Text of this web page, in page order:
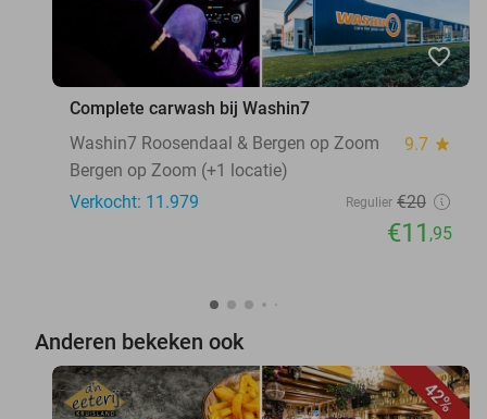
favorite_border
Complete carwash bij Washin7
Washin7 Roosendaal & Bergen op Zoom
9.7 star
Bergen op Zoom (+1 locatie)
Verkocht: 11.979
Regulier €20
€11 ,95
Anderen bekeken ook
42%